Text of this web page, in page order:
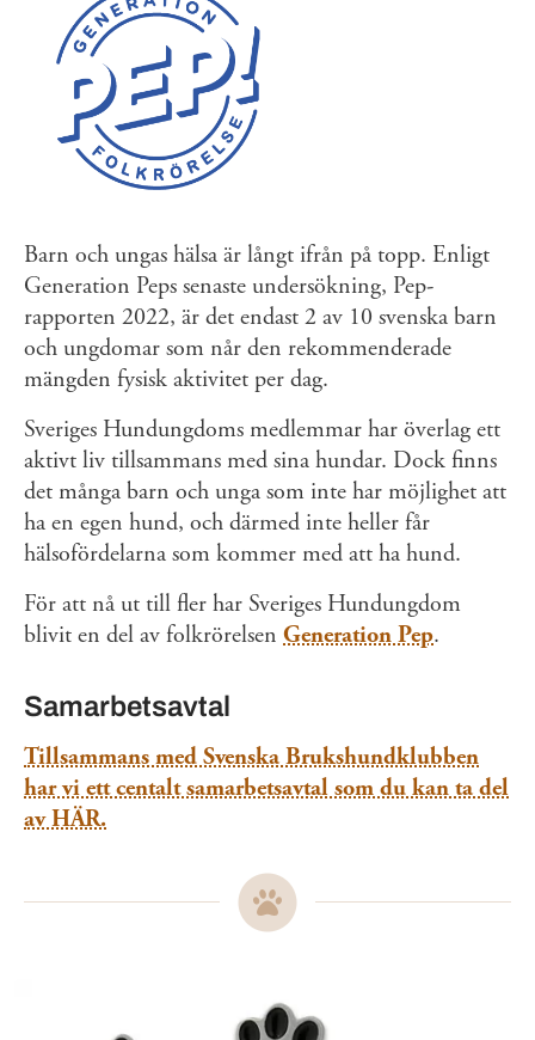
Barn och ungas hälsa är långt ifrån på topp. Enligt
Generation Peps senaste undersökning, Pep-
rapporten 2022, är det endast 2 av 10 svenska barn
och ungdomar som når den rekommenderade
mängden fysisk aktivitet per dag.
Sveriges Hundungdoms medlemmar har överlag ett
aktivt liv tillsammans med sina hundar. Dock finns
det många barn och unga som inte har möjlighet att
ha en egen hund, och därmed inte heller får
hälsofördelarna som kommer med att ha hund.
För att nå ut till fler har Sveriges Hundungdom
blivit en del av folkrörelsen Generation Pep.
Samarbetsavtal
Tillsammans med Svenska Brukshundklubben
har vi ett centalt samarbetsavtal som du kan ta del
av HÄR.